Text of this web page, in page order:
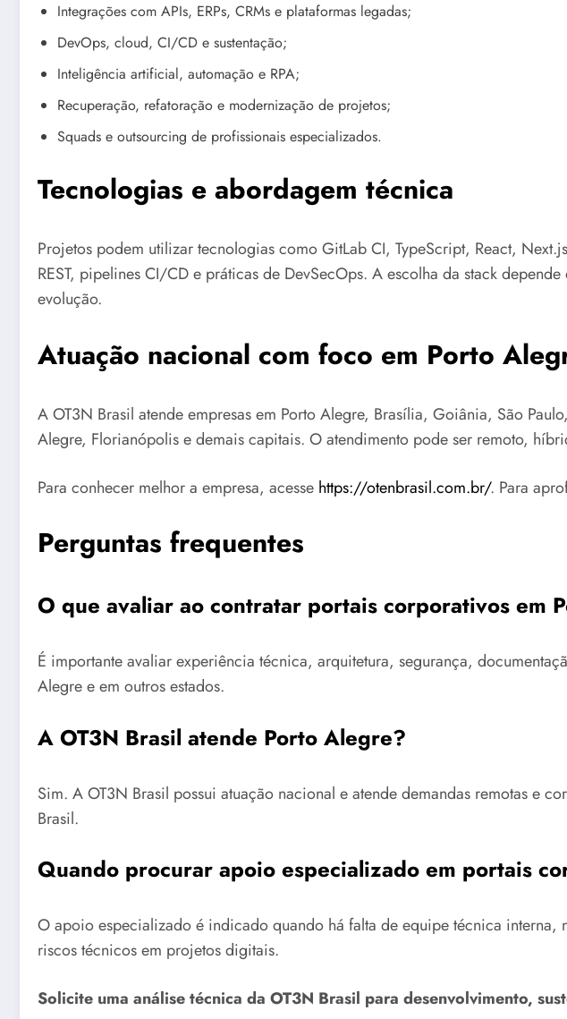
Integrações com APIs, ERPs, CRMs e plataformas legadas;
DevOps, cloud, CI/CD e sustentação;
Inteligência artificial, automação e RPA;
Recuperação, refatoração e modernização de projetos;
Squads e outsourcing de profissionais especializados.
Tecnologias e abordagem técnica
Projetos podem utilizar tecnologias como GitLab CI, TypeScript, React,
REST, pipelines CI/CD e práticas de DevSecOps. A escolha da stack
evolução.
Atuação nacional com foco em Porto
A OT3N Brasil atende empresas em Porto Alegre, Brasília, Goiânia, São
Alegre, Florianópolis e demais capitais. O atendimento pode ser remoto,
Para conhecer melhor a empresa, acesse https://otenbrasil.com.br/. Para
Perguntas frequentes
O que avaliar ao contratar portais corporativos em
É importante avaliar experiência técnica, arquitetura, segurança,
Alegre e em outros estados.
A OT3N Brasil atende Porto Alegre?
Sim. A OT3N Brasil possui atuação nacional e atende demandas remotas e
Brasil.
Quando procurar apoio especializado em portais
O apoio especializado é indicado quando há falta de equipe técnica interna,
riscos técnicos em projetos digitais.
Solicite uma análise técnica da OT3N Brasil para desenvolvimento,